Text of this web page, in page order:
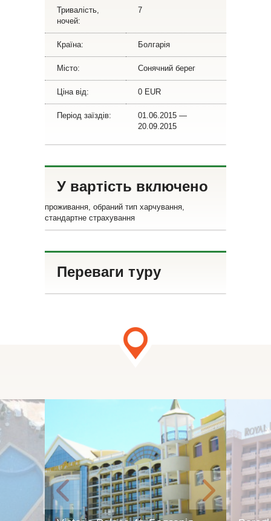
Тривалість,
ночей:
7
Країна: Болгарія
Місто: Сонячний берег
Ціна від: 0 EUR
Період заїздів:
01.06.2015 —
20.09.2015
У вартість включено
проживання, обраний тип харчування,
стандартне страхування
Переваги туру